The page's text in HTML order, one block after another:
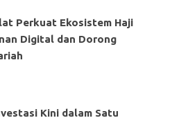
Perkuat Ekosistem Haji
Digital dan Dorong
Kini dalam Satu